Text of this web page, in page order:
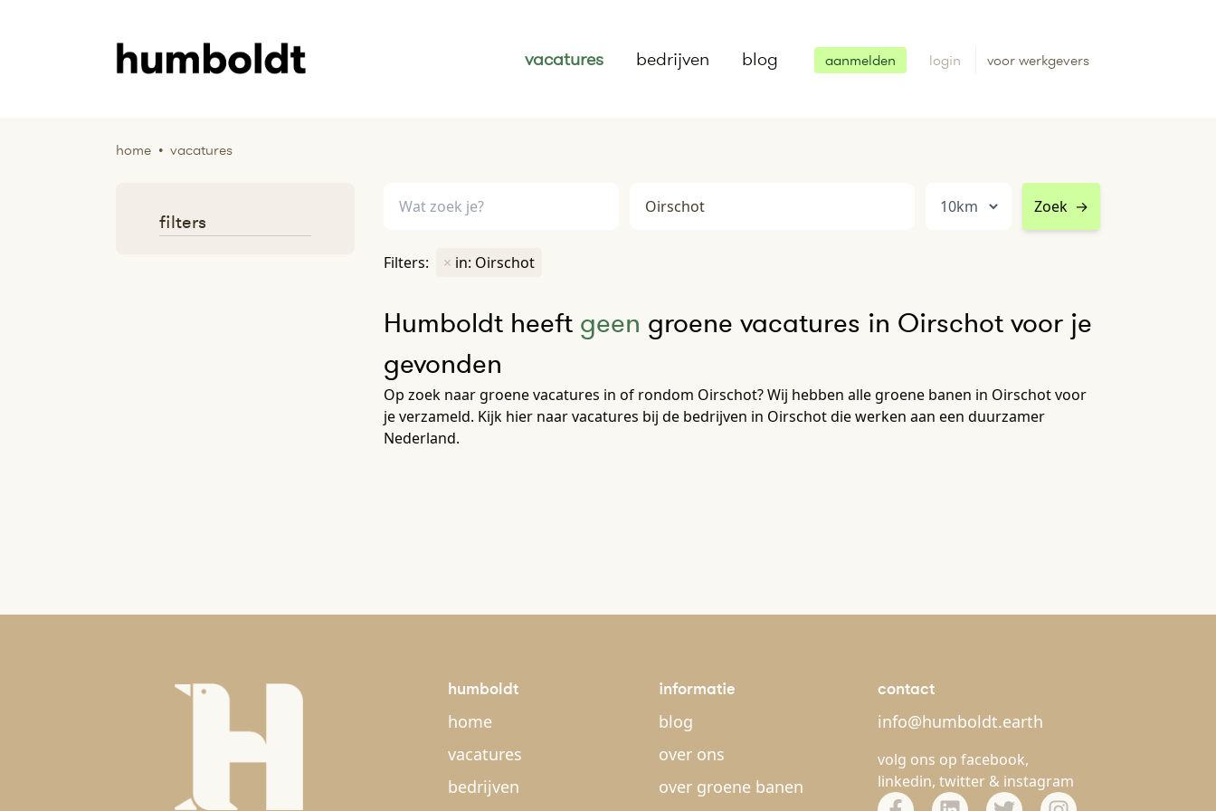
vacatures bedrijven blog aanmelden login voor werkgevers
home • vacatures
Zoek →
Filters: × in: Oirschot
Humboldt heeft geen groene vacatures in Oirschot voor je
gevonden
Op zoek naar groene vacatures in of rondom Oirschot? Wij hebben alle groene banen in Oirschot voor
je verzameld. Kijk hier naar vacatures bij de bedrijven in Oirschot die werken aan een duurzamer
Nederland.
filters
humboldt
home
vacatures
bedrijven
informatie
blog
over ons
over groene banen
contact
info@humboldt.earth
volg ons op facebook,
linkedin, twitter & instagram